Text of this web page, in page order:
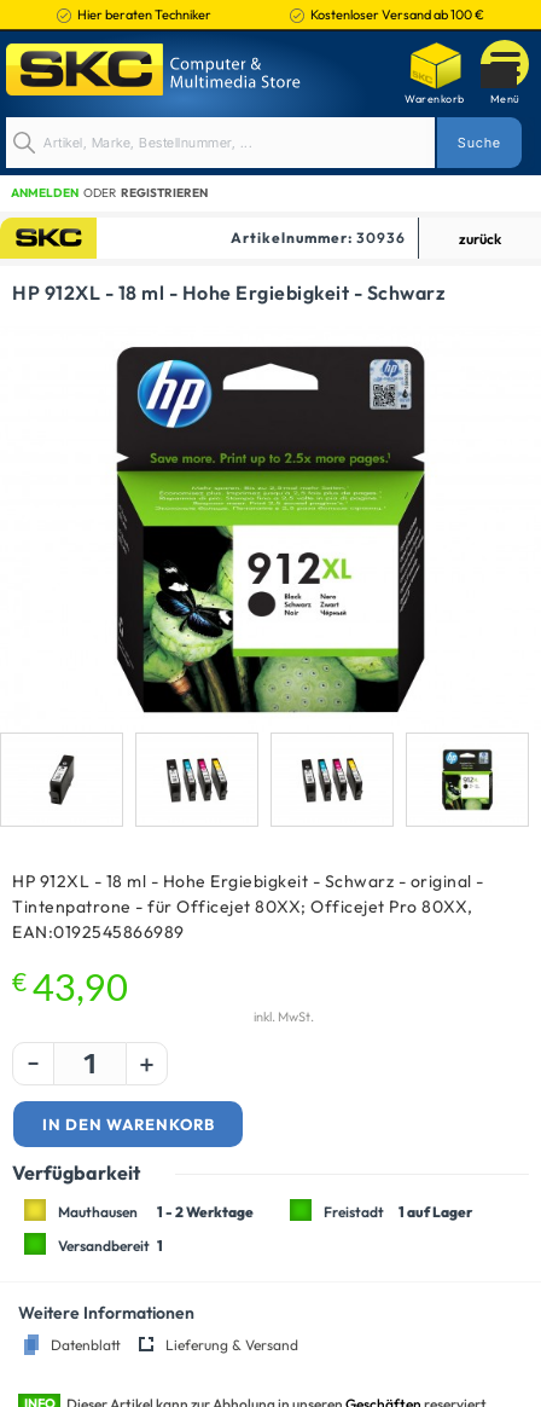
Hier beraten Techniker Kostenloser Versand ab 100 €
ANMELDEN ODER REGISTRIEREN
TINTENPATRONEN
Artikelnummer: 30936 zurück
HP 912XL - 18 ml - Hohe Ergiebigkeit - Schwarz
HP 912XL - 18 ml - Hohe Ergiebigkeit - Schwarz - original -
Tintenpatrone - für Officejet 80XX; Officejet Pro 80XX,
EAN:0192545866989
€ 43,90
inkl. MwSt.
- +
IN DEN WARENKORB
Weitere Informationen
Datenblatt Lieferung & Versand
INFO
Verfügbarkeit
Mauthausen 1 - 2 Werktage Freistadt
1 auf Lager
Versandbereit 1